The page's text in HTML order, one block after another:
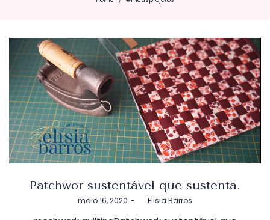
Patchwor sustentável que sustenta.
Postado
maio 16, 2020 byElisia Barros